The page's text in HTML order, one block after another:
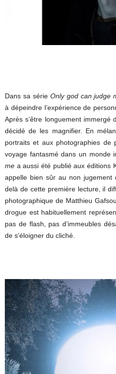
Dans sa série Only god can judge
à dépeindre l’expérience de
Après s’être longuement
décidé de les magnifier. En
portraits et aux photographies de
voyage fantasmé dans un monde
me a aussi été publié aux éditions
appelle bien sûr au non jugement
delà de cette première lecture, il
photographique de Matthieu
drogue est habituellement
pas de flash, pas d’immeubles
de s’éloigner du cliché.